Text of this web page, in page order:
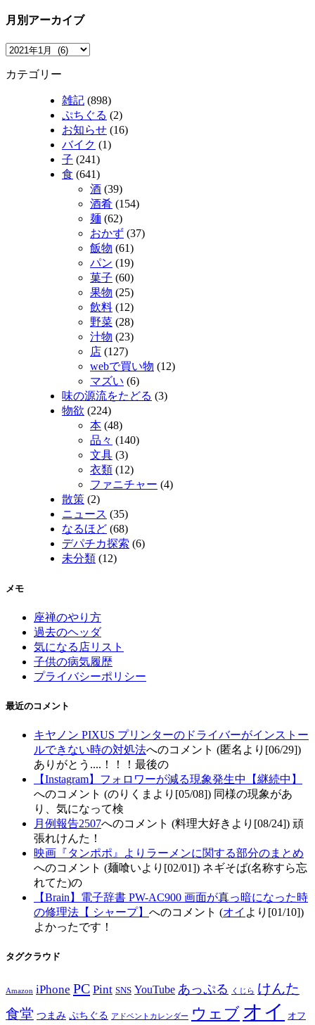
月別アーカイブ
カテゴリー
雑記 (898)
ぷちぐる (2)
お知らせ (16)
バイク (1)
子 (241)
食 (641)
酒 (39)
酒肴 (154)
麺 (62)
おかず (37)
飯物 (61)
パン (19)
菓子 (60)
果物 (25)
飲料 (12)
野菜 (28)
汁物 (23)
店 (127)
webで買い物 (12)
マズい (6)
味の源流をたどる (3)
物欲 (224)
本 (48)
品々 (140)
文具 (3)
衣類 (12)
ファニチャー (4)
散策 (2)
ニュース (35)
なるほど (68)
デパチカ探索 (6)
未分類 (12)
メモ
座禅のやり方
過去のヘッダ
気になる店リスト
子供の病気履歴
プライバシーポリシー
最近のコメント
キヤノン PIXUS プリンターのドライバーがインストー
ルできない時の対処法へのコメント (匿名より[06/29])
ありがとう....！！！最後の
【Instagram】フォロワーが減る現象発生中【継続中】
へのコメント (のりくまより[05/08]) 同様の現象があ
り、気になって検
月例報告2507へのコメント (料理大好きより[08/24]) 頑
張れけんた！
映画『タンポポ』よりラーメンに関する部分のまとめ
へのコメント (麺喰いより[02/01]) ネギそば(名称すら忘
れてた)の
【Brain】電子辞書 PW-AC900 画面が真っ暗になった時
の修理法【 シャープ】 へのコメント (オイ より[01/10])
よかったです！
タグクラウド
Amazon iPhone PC Pint SNS YouTube あっぷる くじら けんた
食堂 つまみ ぷちぐる アドベントカレンダー ウェブ オイ オフ